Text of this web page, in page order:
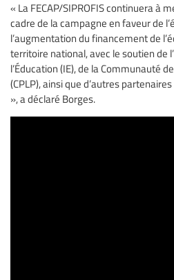
« La FECAP/SIPROFIS continuera à
cadre de la campagne en faveur de
l’augmentation du financement de
territoire national, avec le soutien de
l’Éducation (IE), de la Communauté
(CPLP), ainsi que d’autres
», a déclaré Borges.